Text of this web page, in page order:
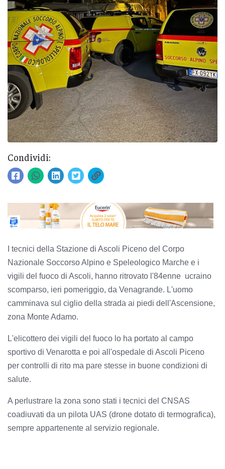
Condividi:
I tecnici della Stazione di Ascoli Piceno del Corpo
Nazionale Soccorso Alpino e Speleologico Marche e i
vigili del fuoco di Ascoli, hanno ritrovato l'84enne ucraino
scomparso, ieri pomeriggio, da Venagrande. L'uomo
camminava sul ciglio della strada ai piedi dell'Ascensione,
zona Monte Adamo.
L'elicottero dei vigili del fuoco lo ha portato al campo
sportivo di Venarotta e poi all'ospedale di Ascoli Piceno
per controlli di rito ma pare stesse in buone condizioni di
salute.
A perlustrare la zona sono stati i tecnici del CNSAS
coadiuvati da un pilota UAS (drone dotato di termografica),
sempre appartenente al servizio regionale.